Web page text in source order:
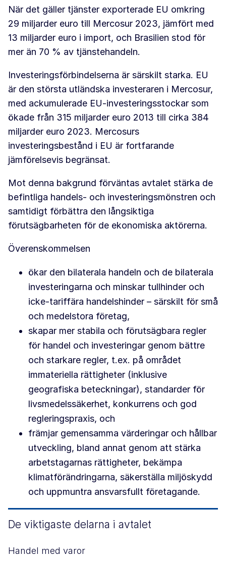
När det gäller tjänster exporterade EU omkring
29 miljarder euro till Mercosur 2023, jämfört med
13 miljarder euro i import, och Brasilien stod för
mer än 70 % av tjänstehandeln.
Investeringsförbindelserna är särskilt starka. EU
är den största utländska investeraren i Mercosur,
med ackumulerade EU-investeringsstockar som
ökade från 315 miljarder euro 2013 till cirka 384
miljarder euro 2023. Mercosurs
investeringsbestånd i EU är fortfarande
jämförelsevis begränsat.
Mot denna bakgrund förväntas avtalet stärka de
befintliga handels- och investeringsmönstren och
samtidigt förbättra den långsiktiga
förutsägbarheten för de ekonomiska aktörerna.
Överenskommelsen
ökar den bilaterala handeln och de bilaterala
investeringarna och minskar tullhinder och
icke-tariffära handelshinder – särskilt för små
och medelstora företag,
skapar mer stabila och förutsägbara regler
för handel och investeringar genom bättre
och starkare regler, t.ex. på området
immateriella rättigheter (inklusive
geografiska beteckningar), standarder för
livsmedelssäkerhet, konkurrens och god
regleringspraxis, och
främjar gemensamma värderingar och hållbar
utveckling, bland annat genom att stärka
arbetstagarnas rättigheter, bekämpa
klimatförändringarna, säkerställa miljöskydd
och uppmuntra ansvarsfullt företagande.
De viktigaste delarna i avtalet
Handel med varor